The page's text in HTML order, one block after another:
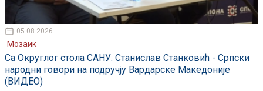
05.08.2026
Мозаик
Са Округлог стола САНУ: Станислав Станковић - Српски
народни говори на подручју Вардарске Македоније
(ВИДЕО)